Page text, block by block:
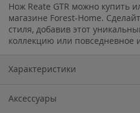
Нож Reate GTR можно купить
магазине Forest-Home.
стиля, добавив этот
коллекцию или повседневное
Характеристики
Аксессуары